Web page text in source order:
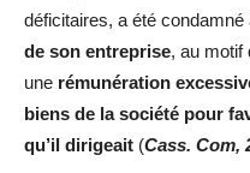
déficitaires, a été condamné
de son entreprise, au motif
une rémunération
biens de la société pour
qu’il dirigeait (Cass. Com,